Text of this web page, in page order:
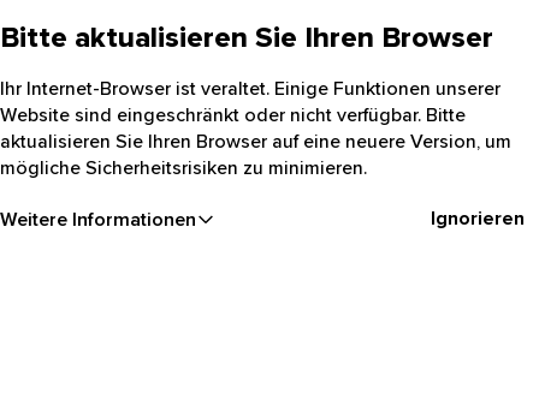
Bitte aktualisieren Sie Ihren Browser
Ihr Internet-Browser ist veraltet. Einige Funktionen unserer
Website sind eingeschränkt oder nicht verfügbar. Bitte
aktualisieren Sie Ihren Browser auf eine neuere Version, um
mögliche Sicherheitsrisiken zu minimieren.
Weitere Informationen Ignorieren